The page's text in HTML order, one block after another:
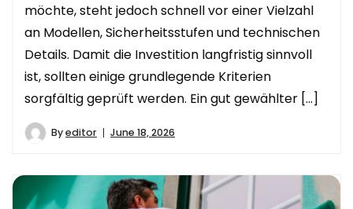
möchte, steht jedoch schnell vor einer Vielzahl
an Modellen, Sicherheitsstufen und technischen
Details. Damit die Investition langfristig sinnvoll
ist, sollten einige grundlegende Kriterien
sorgfältig geprüft werden. Ein gut gewählter […]
Byeditor June 18, 2026